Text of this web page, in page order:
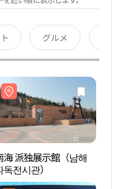
グルメ
海 派独展示館（남해
독전시관）